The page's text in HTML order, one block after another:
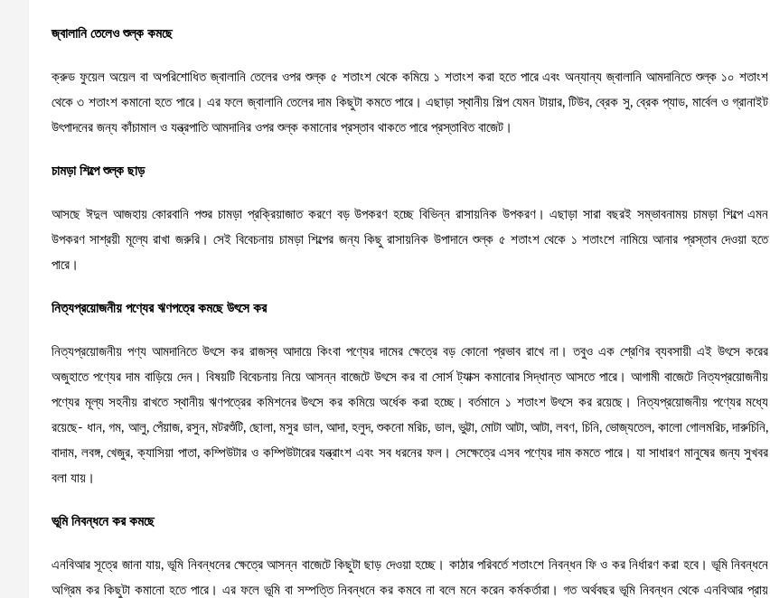
জ্বালানি তেলেও শুল্ক কমছে
ক্রুড ফুয়েল অয়েল বা অপরিশোধিত জ্বালানি তেলের ওপর শুল্ক ৫ শতাংশ থেকে কমিয়ে ১ শতাংশ করা হতে পারে এবং অন্যান্য জ্বালানি আমদানিতে শুল্ক ১০ শতাংশ
থেকে ৩ শতাংশ কমানো হতে পারে। এর ফলে জ্বালানি তেলের দাম কিছুটা কমতে পারে। এছাড়া স্থানীয় শিল্প যেমন টায়ার, টিউব, ব্রেক সু, ব্রেক প্যাড, মার্বেল ও গ্রানাইট
উৎপাদনের জন্য কাঁচামাল ও যন্ত্রপাতি আমদানির ওপর শুল্ক কমানোর প্রস্তাব থাকতে পারে প্রস্তাবিত বাজেট।
চামড়া শিল্পে শুল্ক ছাড়
আসছে ঈদুল আজহায় কোরবানি পশুর চামড়া প্রক্রিয়াজাত করণে বড় উপকরণ হচ্ছে বিভিন্ন রাসায়নিক উপকরণ। এছাড়া সারা বছরই সম্ভাবনাময় চামড়া শিল্পে এমন
উপকরণ সাশ্রয়ী মূল্যে রাখা জরুরি। সেই বিবেচনায় চামড়া শিল্পের জন্য কিছু রাসায়নিক উপাদানে শুল্ক ৫ শতাংশ থেকে ১ শতাংশে নামিয়ে আনার প্রস্তাব দেওয়া হতে
পারে।
নিত্যপ্রয়োজনীয় পণ্যের ঋণপত্রে কমছে উৎসে কর
নিত্যপ্রয়োজনীয় পণ্য আমদানিতে উৎসে কর রাজস্ব আদায়ে কিংবা পণ্যের দামের ক্ষেত্রে বড় কোনো প্রভাব রাখে না। তবুও এক শ্রেণির ব্যবসায়ী এই উৎসে করের
অজুহাতে পণ্যের দাম বাড়িয়ে দেন। বিষয়টি বিবেচনায় নিয়ে আসন্ন বাজেটে উৎসে কর বা সোর্স ট্যাক্স কমানোর সিদ্ধান্ত আসতে পারে। আগামী বাজেটে নিত্যপ্রয়োজনীয়
পণ্যের মূল্য সহনীয় রাখতে স্থানীয় ঋণপত্রের কমিশনের উৎসে কর কমিয়ে অর্ধেক করা হচ্ছে। বর্তমানে ১ শতাংশ উৎসে কর রয়েছে। নিত্যপ্রয়োজনীয় পণ্যের মধ্যে
রয়েছে- ধান, গম, আলু, পেঁয়াজ, রসুন, মটরশুঁটি, ছোলা, মসুর ডাল, আদা, হলুদ, শুকনো মরিচ, ডাল, ভুট্টা, মোটা আটা, আটা, লবণ, চিনি, ভোজ্যতেল, কালো গোলমরিচ, দারুচিনি,
বাদাম, লবঙ্গ, খেজুর, ক্যাসিয়া পাতা, কম্পিউটার ও কম্পিউটারের যন্ত্রাংশ এবং সব ধরনের ফল। সেক্ষেত্রে এসব পণ্যের দাম কমতে পারে। যা সাধারণ মানুষের জন্য সুখবর
বলা যায়।
ভূমি নিবন্ধনে কর কমছে
এনবিআর সূত্রে জানা যায়, ভূমি নিবন্ধনের ক্ষেত্রে আসন্ন বাজেটে কিছুটা ছাড় দেওয়া হচ্ছে। কাঠার পরিবর্তে শতাংশে নিবন্ধন ফি ও কর নির্ধারণ করা হবে। ভূমি নিবন্ধনে
অগ্রিম কর কিছুটা কমানো হতে পারে। এর ফলে ভূমি বা সম্পত্তি নিবন্ধনে কর কমবে না বলে মনে করেন কর্মকর্তারা। গত অর্থবছর ভূমি নিবন্ধন থেকে এনবিআর প্রায়